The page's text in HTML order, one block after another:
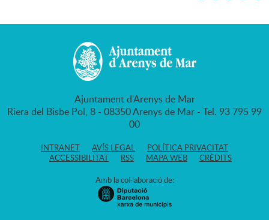
Ajuntament d'Arenys de Mar
Riera del Bisbe Pol, 8 - 08350 Arenys de Mar - Tel. 93 795 99
00
INTRANET AVÍS LEGAL
POLÍTICA PRIVACITAT
ACCESSIBILITAT
RSS MAPA WEB CRÈDITS
Amb la col·laboració de: